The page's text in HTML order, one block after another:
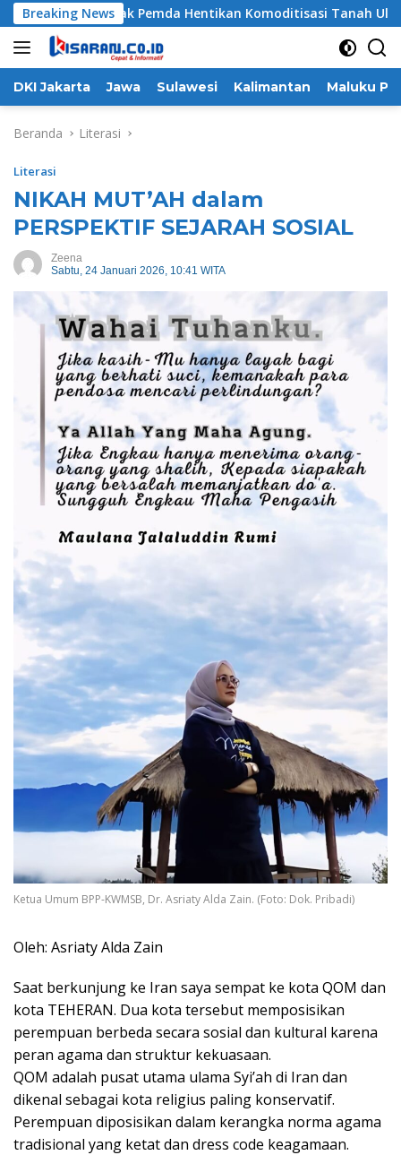
Langsung
ke
konten
Breaking News
Desak Pemda Hentikan Komoditisasi Tanah Ulayat Bekas
DKI Jakarta Jawa Sulawesi Kalimantan Maluku
Beranda Literasi
Literasi
NIKAH MUT’AH dalam
PERSPEKTIF SEJARAH SOSIAL
Zeena
Sabtu, 24 Januari 2026, 10:41 WITA
Ketua Umum BPP-KWMSB, Dr. Asriaty Alda Zain. (Foto: Dok. Pribadi)
Oleh: Asriaty Alda Zain
Saat berkunjung ke Iran saya sempat ke kota QOM dan
kota TEHERAN. Dua kota tersebut memposisikan
perempuan berbeda secara sosial dan kultural karena
peran agama dan struktur kekuasaan.
QOM adalah pusat utama ulama Syi’ah di Iran dan
dikenal sebagai kota religius paling konservatif.
Perempuan diposisikan dalam kerangka norma agama
tradisional yang ketat dan dress code keagamaan.